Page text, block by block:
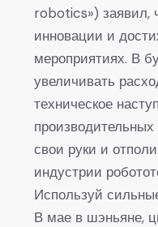
robotics») заявил,
инновации и
мероприятиях. В
увеличивать
техническое
свои руки и
индустрии
Используй
В мае в шэньяне,